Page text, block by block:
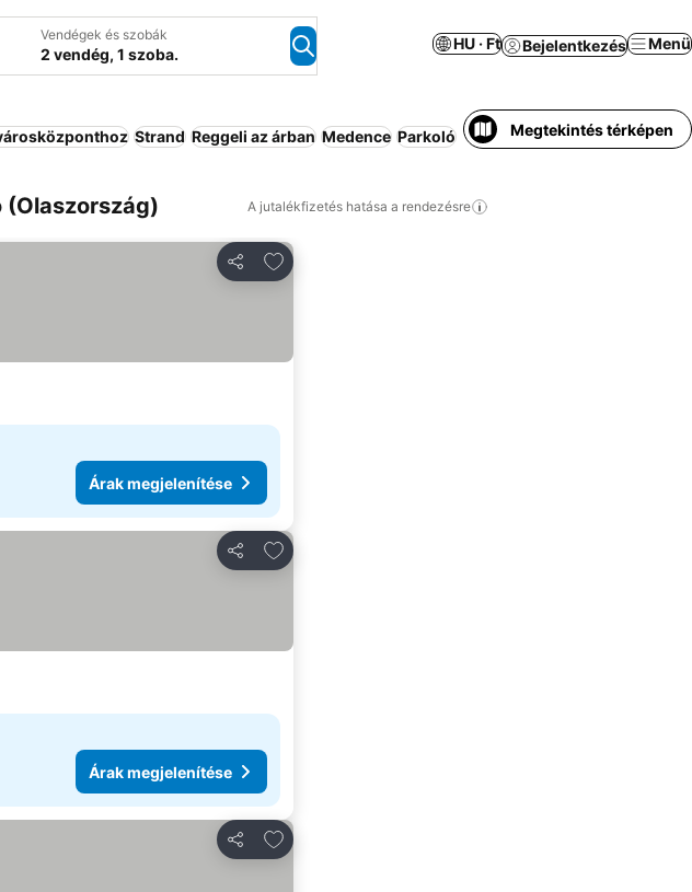
Vendégek és szobák
2 vendég, 1 szoba.
HU · Ft Bejelentkezés Menü
Strand Reggeli az árban Medence Parkoló Üdülő Légkondicionáló
Megtekintés térképen
(Olaszország) A jutalékfizetés hatása a rendezésre
Megosztás
Hozzáadás a kedvencekhez
Árak megjelenítése
Megosztás
Hozzáadás a kedvencekhez
Árak megjelenítése
Megosztás
Hozzáadás a kedvencekhez